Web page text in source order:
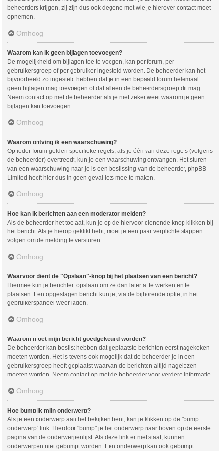
beheerders krijgen, zij zijn dus ook degene met wie je hierover contact moet
opnemen.
Omhoog
Waarom kan ik geen bijlagen toevoegen?
De mogelijkheid om bijlagen toe te voegen, kan per forum, per
gebruikersgroep of per gebruiker ingesteld worden. De beheerder kan het
bijvoorbeeld zo ingesteld hebben dat je in een bepaald forum helemaal
geen bijlagen mag toevoegen of dat alleen de beheerdersgroep dit mag.
Neem contact op met de beheerder als je niet zeker weet waarom je geen
bijlagen kan toevoegen.
Omhoog
Waarom ontving ik een waarschuwing?
Op ieder forum gelden specifieke regels, als je één van deze regels (volgens
de beheerder) overtreedt, kun je een waarschuwing ontvangen. Het sturen
van een waarschuwing naar je is een beslissing van de beheerder, phpBB
Limited heeft hier dus in geen geval iets mee te maken.
Omhoog
Hoe kan ik berichten aan een moderator melden?
Als de beheerder het toelaat, kun je op de hiervoor dienende knop klikken bij
het bericht. Als je hierop geklikt hebt, moet je een paar verplichte stappen
volgen om de melding te versturen.
Omhoog
Waarvoor dient de "Opslaan"-knop bij het plaatsen van een bericht?
Hiermee kun je berichten opslaan om ze dan later af te werken en te
plaatsen. Een opgeslagen bericht kun je, via de bijhorende optie, in het
gebruikerspaneel weer laden.
Omhoog
Waarom moet mijn bericht goedgekeurd worden?
De beheerder kan beslist hebben dat geplaatste berichten eerst nagekeken
moeten worden. Het is tevens ook mogelijk dat de beheerder je in een
gebruikersgroep heeft geplaatst waarvan de berichten altijd nagelezen
moeten worden. Neem contact op met de beheerder voor verdere informatie.
Omhoog
Hoe bump ik mijn onderwerp?
Als je een onderwerp aan het bekijken bent, kan je klikken op de "bump
onderwerp" link. Hierdoor "bump" je het onderwerp naar boven op de eerste
pagina van de onderwerpenlijst. Als deze link er niet staat, kunnen
onderwerpen niet gebumpt worden. Een onderwerp kan ook gebumpt